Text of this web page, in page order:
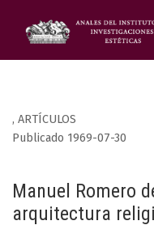
, ARTÍCULOS
Manuel Romero
arquitectura
Publicado 1969-07-30